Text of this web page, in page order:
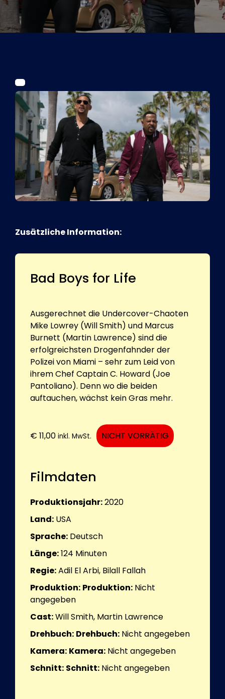
Kurier Romy 2026
Zusätzliche Information:
Bad Boys for Life
Ausgerechnet die Undercover-Chaoten
Mike Lowrey (Will Smith) und Marcus
Burnett (Martin Lawrence) sind die
erfolgreichsten Drogenfahnder der
Polizei von Miami – sehr zum Leid von
ihrem Chef Captain C. Howard (Joe
Pantoliano). Denn wo die beiden
auftauchen, wächst kein Gras mehr.
€ 11,00 inkl. MwSt. NICHT VORRÄTIG
Filmdaten
Produktionsjahr:2020
Land: USA
Sprache: Deutsch
Länge:124 Minuten
Regie:Adil El Arbi, Bilall Fallah
Produktion: Produktion: Nicht
angegeben
Cast:Will Smith, Martin Lawrence
Drehbuch: Drehbuch: Nicht angegeben
Kamera: Kamera: Nicht angegeben
Schnitt: Schnitt: Nicht angegeben